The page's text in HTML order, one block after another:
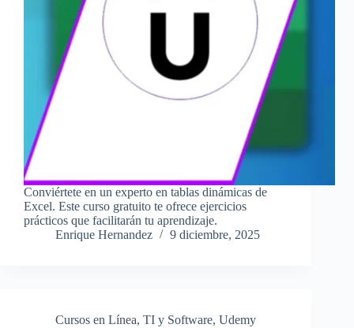
Conviértete en un experto en tablas dinámicas de
Excel. Este curso gratuito te ofrece ejercicios
prácticos que facilitarán tu aprendizaje.
Enrique Hernandez
9 diciembre, 2025
Cursos en Línea, TI y Software, Udemy